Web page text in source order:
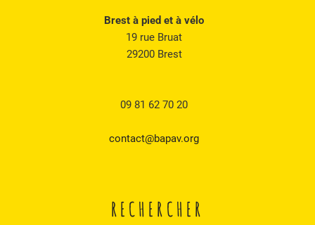
Brest à pied et à vélo
19 rue Bruat
29200 Brest
09 81 62 70 20
contact@bapav.org
RECHERCHER